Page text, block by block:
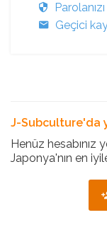
Geçici
J-Subculture'da
Henüz
Japonya'nın en